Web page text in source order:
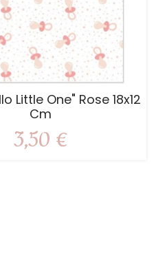
Little One" Rose 18x12
Cm
3,50 €